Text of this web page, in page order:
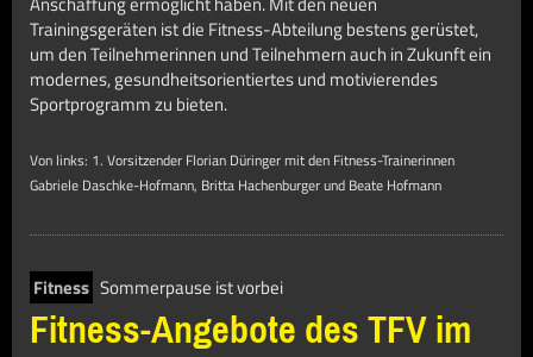
Trainingsgeräten ist die Fitness-Abteilung bestens gerüstet,
um den Teilnehmerinnen und Teilnehmern auch in Zukunft ein
modernes, gesundheitsorientiertes und motivierendes
Sportprogramm zu bieten.
Von links: 1. Vorsitzender Florian Düringer mit den Fitness-Trainerinnen
Gabriele Daschke-Hofmann, Britta Hachenburger und Beate Hofmann
Fitness Sommerpause ist vorbei
Fitness-Angebote des TFV im